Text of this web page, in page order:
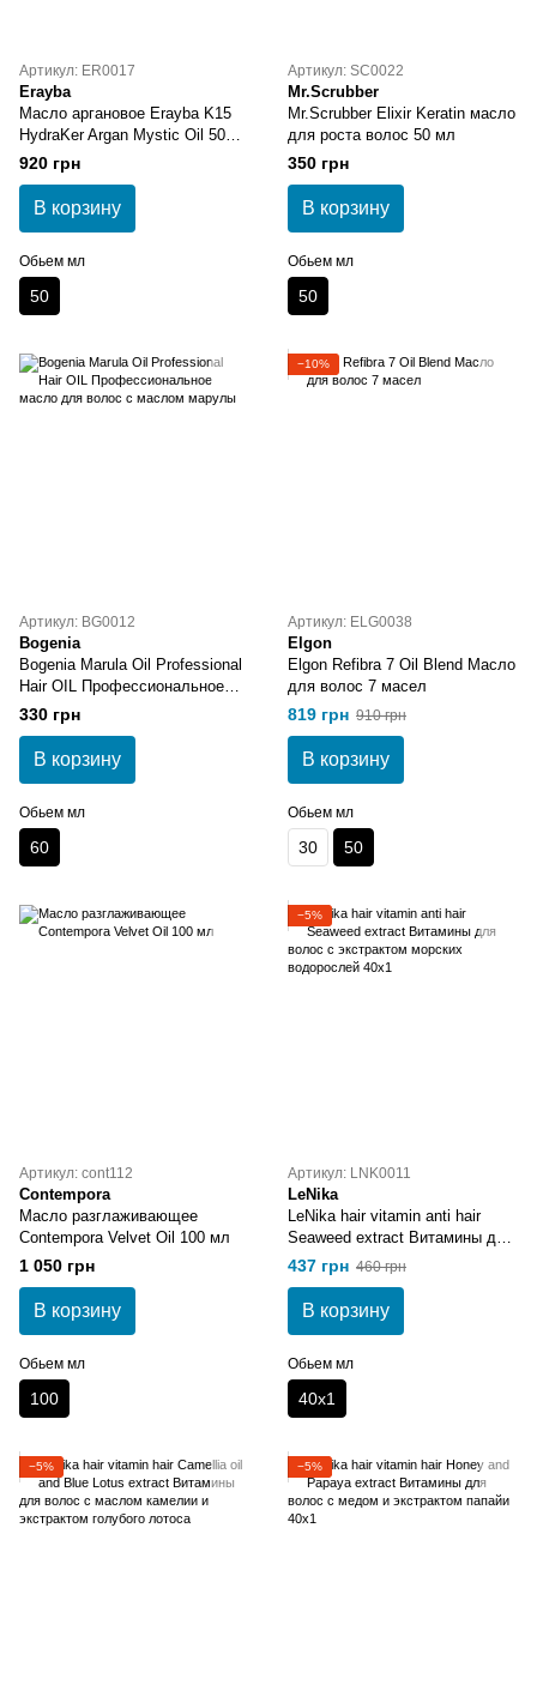
Артикул: ER0017
Erayba
Масло аргановое Erayba K15
HydraKer Argan Mystic Oil 50
мл
920 грн
В корзину
Обьем мл
50
Артикул: SC0022
Mr.Scrubber
Mr.Scrubber Elixir Keratin масло
для роста волос 50 мл
350 грн
В корзину
Обьем мл
50
Артикул: BG0012
Bogenia
Bogenia Marula Oil Professional
Hair OIL Профессиональное
масло для волос с маслом
марулы
330 грн
В корзину
Обьем мл
60
−10%
Артикул: ELG0038
Elgon
Elgon Refibra 7 Oil Blend Масло
для волос 7 масел
819 грн 910 грн
В корзину
Обьем мл
30 50
Артикул: cont112
Contempora
Масло разглаживающее
Contempora Velvet Oil 100 мл
1 050 грн
В корзину
Обьем мл
100
−5%
Артикул: LNK0011
LeNika
LeNika hair vitamin anti hair
Seaweed extract Витамины для
волос с экстрактом морских
водорослей 40х1
437 грн 460 грн
В корзину
Обьем мл
40х1
−5% −5%